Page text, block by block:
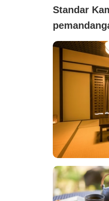
Standar
([bebas
Gaya
Tanpa